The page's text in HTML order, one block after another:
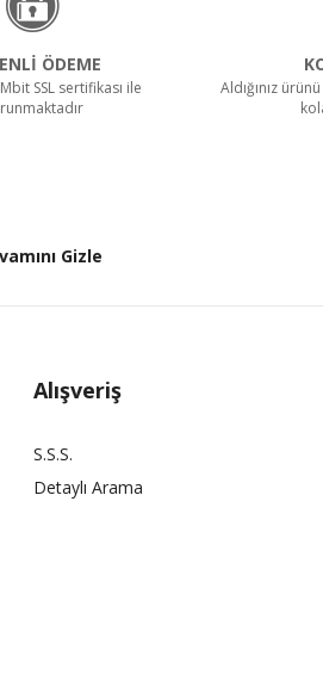
ÖDEME
SSL sertifikası ile
Aldığınız
Gizle
Alışveriş
S.S.S.
Detaylı Arama